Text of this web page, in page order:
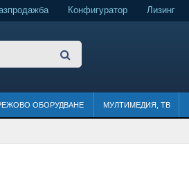
Конфигуратор Лизинг
ОБОРУДВАНЕ МУЛТИМЕДИЯ, ТВ